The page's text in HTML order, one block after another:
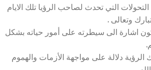
التي تحدث لصاحب الرؤيا تلك الايام
وتعالى .
اشارة الى سيطرته على أمور حياته بشكل
دلالة على مواجهة الأزمات والهموم